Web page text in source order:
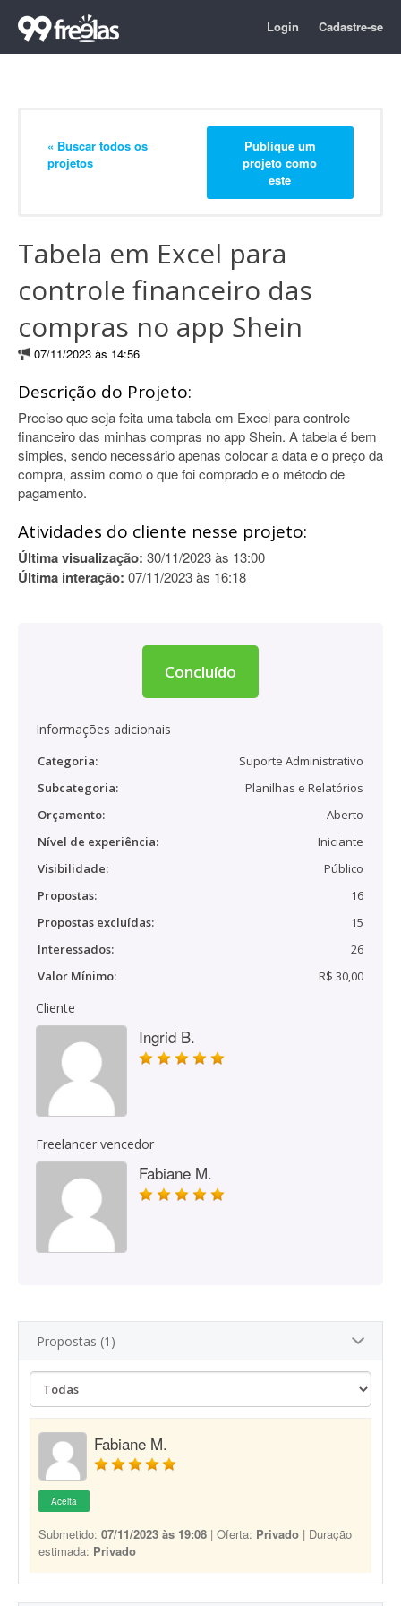
Login Cadastre-se
« Buscar todos os
projetos
Publique um
projeto como
este
Tabela em Excel para
controle financeiro das
compras no app Shein
07/11/2023 às 14:56
Descrição do Projeto:
Preciso que seja feita uma tabela em Excel para controle
financeiro das minhas compras no app Shein. A tabela é bem
simples, sendo necessário apenas colocar a data e o preço da
compra, assim como o que foi comprado e o método de
pagamento.
Atividades do cliente nesse projeto:
Última visualização: 30/11/2023 às 13:00
Última interação: 07/11/2023 às 16:18
Concluído
Informações adicionais
Categoria:
Suporte Administrativo
Subcategoria:
Planilhas e Relatórios
Orçamento:
Aberto
Nível de experiência:
Iniciante
Visibilidade:
Público
Propostas:
16
Propostas excluídas:
15
Interessados:
26
Valor Mínimo:
R$ 30,00
Cliente
Ingrid B.
Freelancer vencedor
Fabiane M.
Propostas (1)
Fabiane M.
Aceita
Submetido: 07/11/2023 às 19:08 | Oferta: Privado | Duração
estimada: Privado